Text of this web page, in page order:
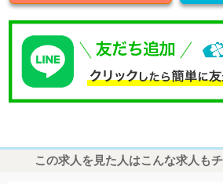
この求人を見た人はこんな求人も